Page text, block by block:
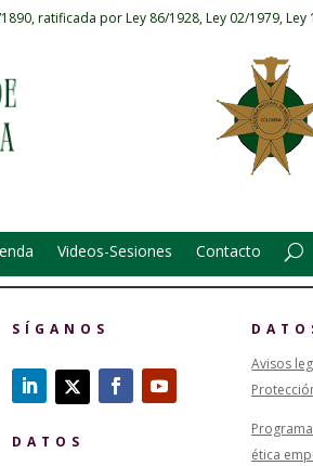
ratificada por Ley 86/1928, Ley 02/1979, Ley
Videos-Sesiones Contacto
SÍGANOS
DATOS
Avisos
ética